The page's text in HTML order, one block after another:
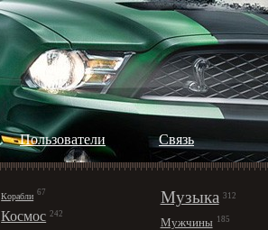
Пользователи Cвязь
Корабли 67
Космос 242
Музыка 312
Мужчины 185